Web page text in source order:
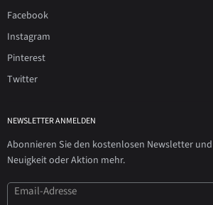
Facebook
Instagram
Pinterest
Twitter
NEWSLETTER ANMELDEN
Abonnieren Sie den kostenlosen Newsletter
Neuigkeit oder Aktion mehr.
Email-Adresse